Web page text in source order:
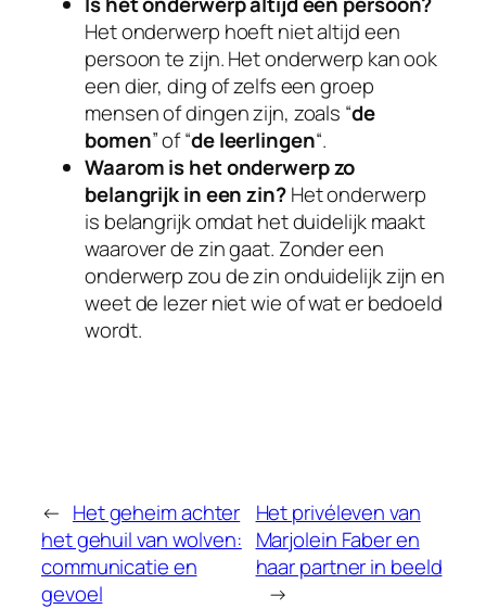
Het onderwerp hoeft niet altijd een
persoon te zijn. Het onderwerp kan ook
een dier, ding of zelfs een groep
mensen of dingen zijn, zoals “de
bomen” of “de leerlingen“.
Waarom is het onderwerp zo
belangrijk in een zin?Het onderwerp
is belangrijk omdat het duidelijk maakt
waarover de zin gaat. Zonder een
onderwerp zou de zin onduidelijk zijn en
weet de lezer niet wie of wat er bedoeld
wordt.
← Het geheim achter
het gehuil van wolven:
communicatie en
gevoel
Het privéleven van
Marjolein Faber en
haar partner in beeld
→